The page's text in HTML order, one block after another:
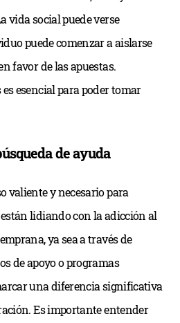
vida social puede verse
puede comenzar a aislarse
favor de las apuestas.
es esencial para poder tomar
de ayuda
valiente y necesario para
lidiando con la adicción al
ya sea a través de
de apoyo o programas
una diferencia significativa
Es importante entender